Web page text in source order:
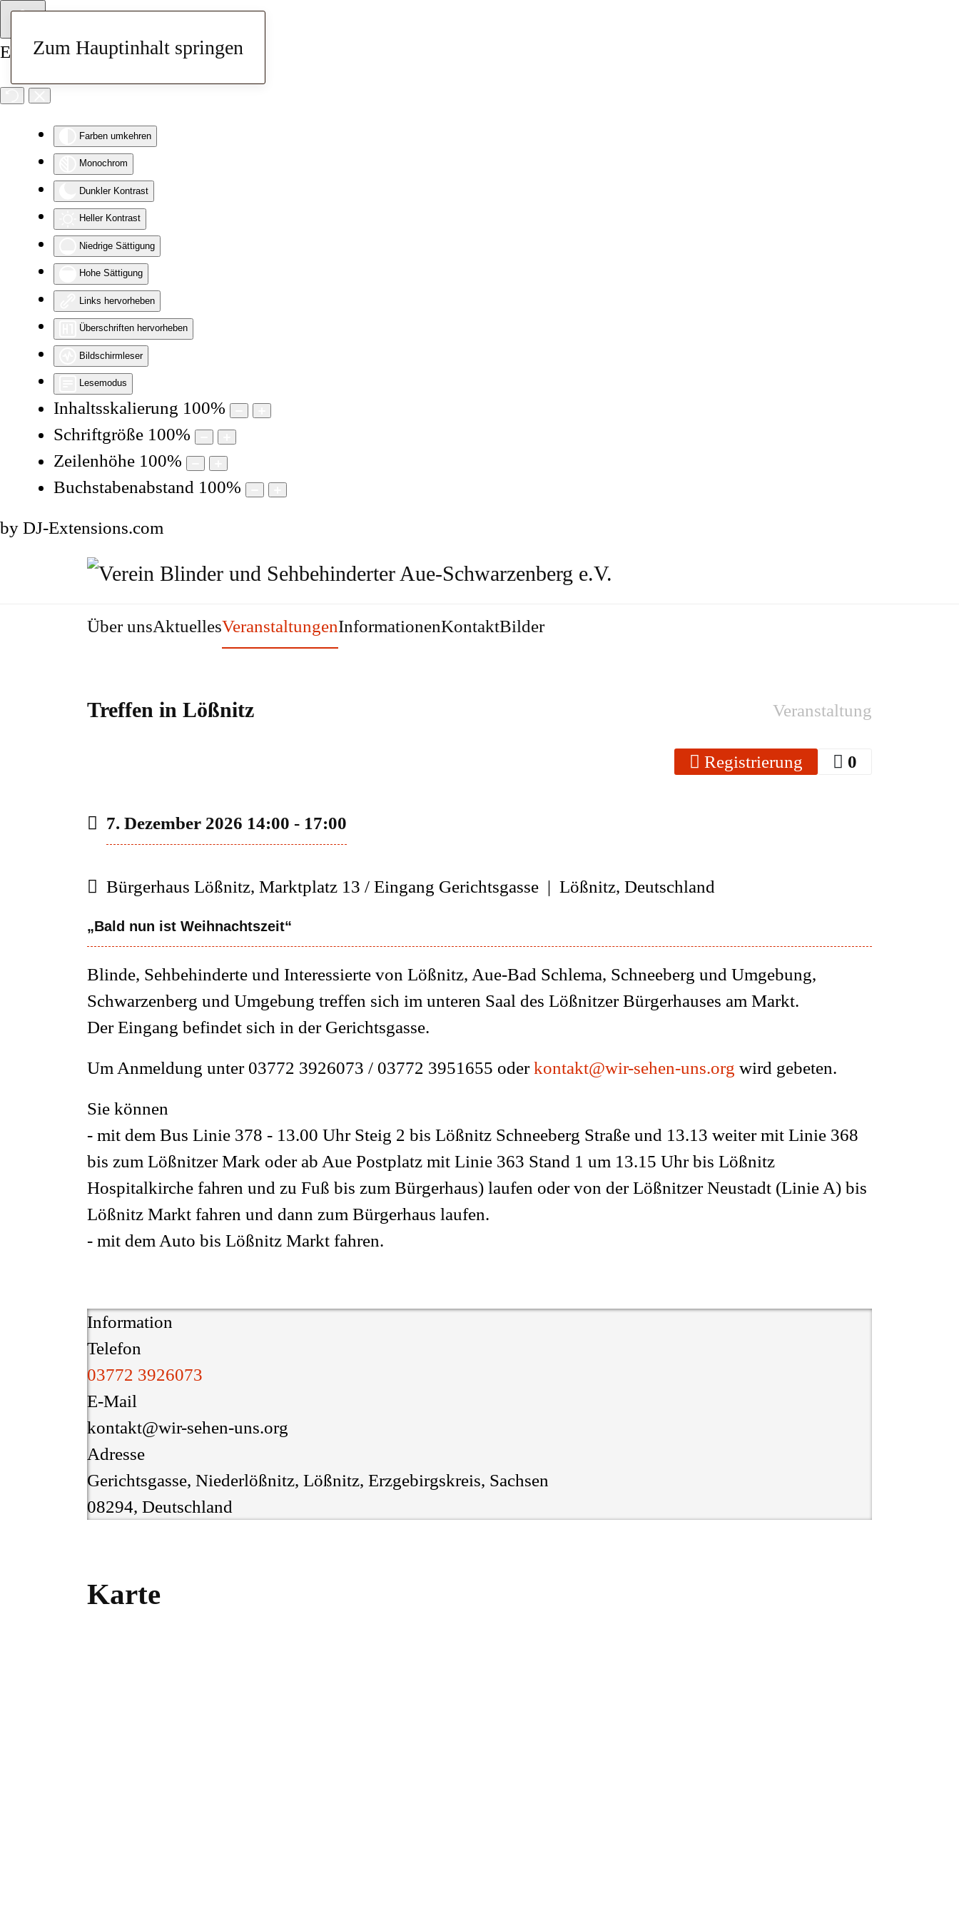
Eingabehilfen öffnen
Farben umkehren
Monochrom
Dunkler Kontrast
Heller Kontrast
Niedrige Sättigung
Hohe Sättigung
Links hervorheben
Überschriften hervorheben
Bildschirmleser
Lesemodus
Inhaltsskalierung 100%
Schriftgröße 100%
Zeilenhöhe 100%
Buchstabenabstand 100%
by DJ-Extensions.com
Zum Hauptinhalt springen
Über unsAktuellesVeranstaltungenInformationenKontaktBilder
Treffen in Lößnitz Veranstaltung
Registrierung 0
7. Dezember 2026 14:00 - 17:00
Bürgerhaus Lößnitz, Marktplatz 13 / Eingang Gerichtsgasse | Lößnitz, Deutschland
„Bald nun ist Weihnachtszeit“
Blinde, Sehbehinderte und Interessierte von Lößnitz, Aue-Bad Schlema, Schneeberg und Umgebung,
Schwarzenberg und Umgebung treffen sich im unteren Saal des Lößnitzer Bürgerhauses am Markt.
Der Eingang befindet sich in der Gerichtsgasse.
Um Anmeldung unter 03772 3926073 / 03772 3951655 oderkontakt@wir-sehen-uns.org wird gebeten.
Sie können
- mit dem Bus Linie 378 - 13.00 Uhr Steig 2 bis Lößnitz Schneeberg Straße und 13.13 weiter mit Linie 368
bis zum Lößnitzer Mark oder ab Aue Postplatz mit Linie 363 Stand 1 um 13.15 Uhr bis Lößnitz
Hospitalkirche fahren und zu Fuß bis zum Bürgerhaus) laufen oder von der Lößnitzer Neustadt (Linie A) bis
Lößnitz Markt fahren und dann zum Bürgerhaus laufen.
- mit dem Auto bis Lößnitz Markt fahren.
Information
Telefon
03772 3926073
E-Mail
kontakt@wir-sehen-uns.org
Adresse
Gerichtsgasse, Niederlößnitz, Lößnitz, Erzgebirgskreis, Sachsen
08294, Deutschland
Karte